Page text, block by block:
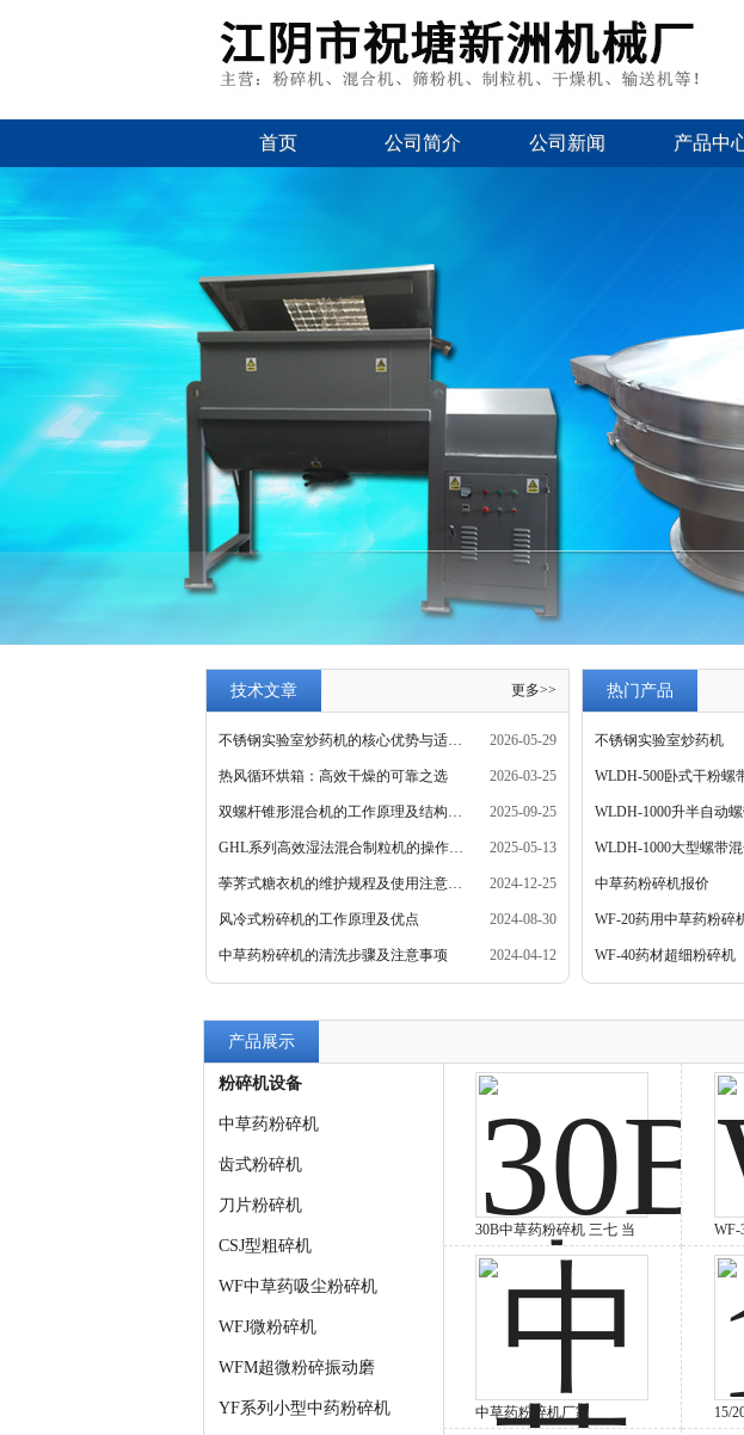
首页 公司简介 公司新闻 产品中
更多>>
技术文章
不锈钢实验室炒药机的核心优势与适用场景 2026-05-29
热风循环烘箱：高效干燥的可靠之选 2026-03-25
双螺杆锥形混合机的工作原理及结构组成 2025-09-25
GHL系列高效湿法混合制粒机的操作注意事项 2025-05-13
荸荠式糖衣机的维护规程及使用注意事项 2024-12-25
风冷式粉碎机的工作原理及优点 2024-08-30
中草药粉碎机的清洗步骤及注意事项 2024-04-12
热门产品
不锈钢实验室炒药机
WLDH-500卧式干粉螺
合机
WLDH-1000升半自动
WLDH-1000大型螺带
中草药粉碎机报价
WF-20药用中草药粉碎
WF-40药材超细粉碎机
产品展示
粉碎机设备
中草药粉碎机
齿式粉碎机
刀片粉碎机
CSJ型粗碎机
WF中草药吸尘粉碎机
WFJ微粉碎机
WFM超微粉碎振动磨
YF系列小型中药粉碎机
30B中草药粉碎机 三七 当
归超细研磨打粉机
WF-
中草药粉碎机厂家
15/